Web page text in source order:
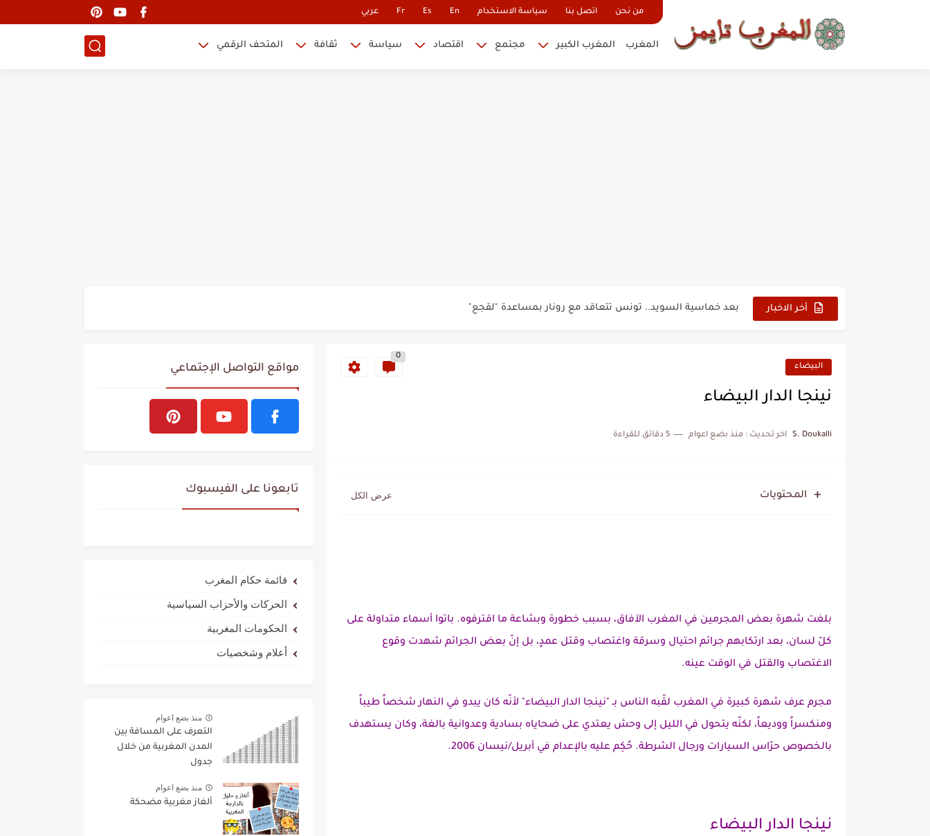
من نحن اتصل بنا سياسة الاستخدام En
Es
Fr عربي
المغرب المغرب الكبير مجتمع اقتصاد سياسة ثقافة المتحف الرقمي
أخر الاخبار بعد خماسية السويد.. تونس تتعاقد مع رونار بمساعدة "لقجع"
البيضاء
0
نينجا الدار البيضاء
S. Doukalli اخر تحديث : منذ بضع اعوام 5 دقائق للقراءة
المحتويات
بلغت شهرة بعض المجرمين في المغرب الآفاق، بسبب خطورة وبشاعة ما اقترفوه. باتوا أسماء متداولة على
كلّ لسان، بعد ارتكابهم جرائم احتيال وسرقة واغتصاب وقتل عمدٍ، بل إنّ بعض الجرائم شهدت وقوع
الاغتصاب والقتل في الوقت عينه.
مجرم عرف شهرة كبيرة في المغرب لقّبه الناس بـ "نينجا الدار البيضاء" لأنّه كان يبدو في النهار شخصاً طيباً
ومنكسراً ووديعاً، لكنّه يتحول في الليل إلى وحش يعتدي على ضحاياه بسادية وعدوانية بالغة، وكان يستهدف
بالخصوص حرّاس السيارات ورجال الشرطة. حُكِم عليه بالإعدام في أبريل/نيسان 2006.
نينجا الدار البيضاء
مواقع التواصل الإجتماعي
تابعونا على الفيسبوك
قائمة حكام المغرب
الحركات والأحزاب السياسية
الحكومات المغربية
أعلام وشخصيات
منذ بضع اعوام
التعرف على المسافة بين
المدن المغربية من خلال
جدول
منذ بضع اعوام
ألغاز مغربية مضحكة